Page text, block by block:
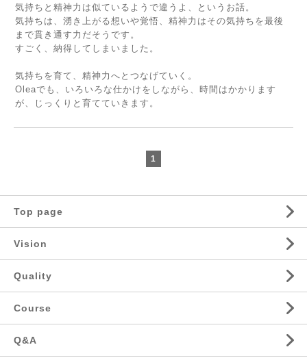
気持ちと精神力は似ているようで違うよ、というお話。
気持ちは、湧き上がる想いや覚悟、精神力はその気持ちを最後
まで貫き通す力だそうです。
すごく、納得してしまいました。
気持ちを育て、精神力へとつなげていく。
Oleaでも、いろいろな仕かけをしながら、時間はかかります
が、じっくりと育てていきます。
1
Top page
Vision
Quality
Course
Q&A